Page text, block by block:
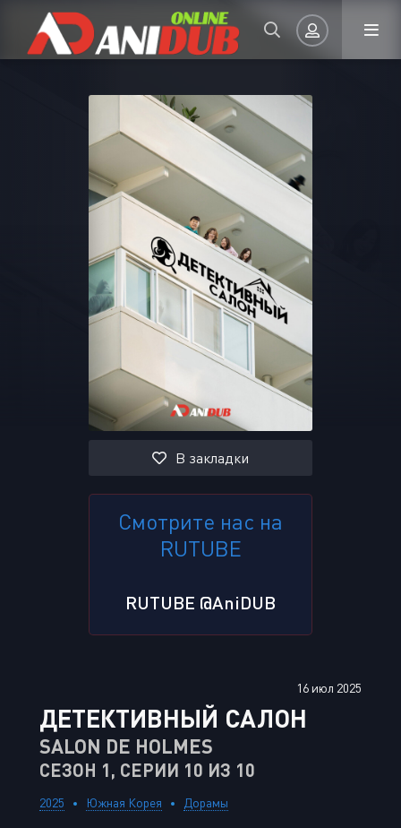
Запомнить
ВОЙТИ НА САЙТ
Регистрация Восстановить пароль
Или войти через
В закладки
Смотрите нас на
RUTUBE
RUTUBE @AniDUB
16 июл 2025
ДЕТЕКТИВНЫЙ САЛОН
SALON DE HOLMES
СЕЗОН 1, СЕРИИ 10 ИЗ 10
2025 Южная Корея Дорамы